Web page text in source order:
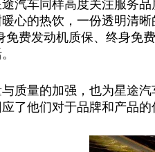
汽车同样高度关注服务
心的热饮，一份透明清
免费发动机质保、终身免
质量的加强，也为星途
了他们对于品牌和产品